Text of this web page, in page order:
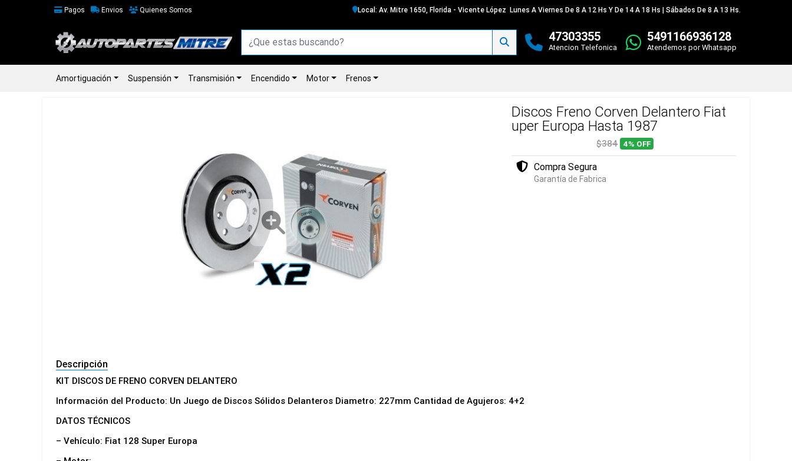
Pagos Envios Quienes Somos Local: Av. Mitre 1650, Florida - Vicente López Lunes A Viernes De 8 A 12 Hs Y De 14 A 18 Hs | Sábados De 8 A 13 Hs.
47303355
Atencion Telefonica
5491166936128
Atendemos por Whatsapp
Amortiguación Suspensión Transmisión Encendido Motor Frenos
Discos Freno Corven Delantero Fiat
uper Europa Hasta 1987
$384 4% OFF
Compra Segura
Garantía de Fabrica
Descripción
KIT DISCOS DE FRENO CORVEN DELANTERO
Información del Producto: Un Juego de Discos Sólidos Delanteros Diametro: 227mm Cantidad de Agujeros: 4+2
DATOS TÉCNICOS
– Vehículo: Fiat 128 Super Europa